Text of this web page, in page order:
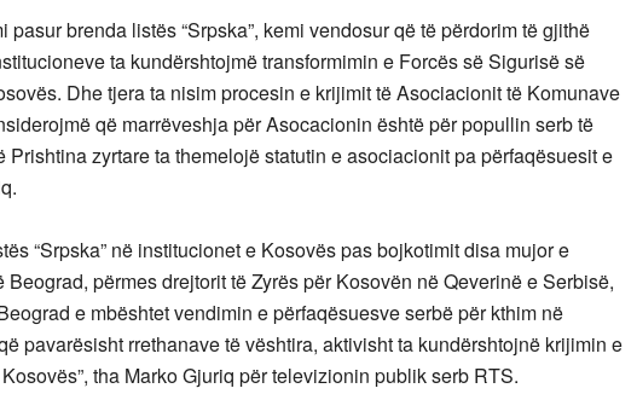
pasur brenda listës “Srpska”, kemi vendosur që të përdorim të gjithë
ta kundërshtojmë transformimin e Forcës së Sigurisë së
Dhe tjera ta nisim procesin e krijimit të Asociacionit të Komunave
që marrëveshja për Asocacionin është për popullin serb të
Prishtina zyrtare ta themelojë statutin e asociacionit pa përfaqësuesit e
“Srpska” në institucionet e Kosovës pas bojkotimit disa mujor e
përmes drejtorit të Zyrës për Kosovën në Qeverinë e Serbisë,
e mbështet vendimin e përfaqësuesve serbë për kthim në
pavarësisht rrethanave të vështira, aktivisht ta kundërshtojnë krijimin e
tha Marko Gjuriq për televizionin publik serb RTS.